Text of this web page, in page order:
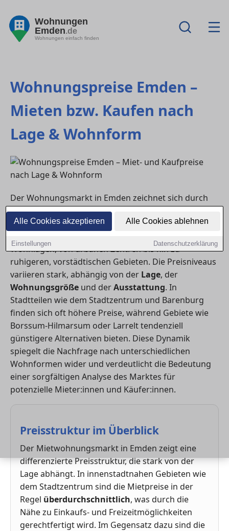
Alle Cookies akzeptieren Alle Cookies ablehnen
Einstellungen Datenschutzerklärung
Wohnungen
Emden.de
Wohnungen einfach finden
Wohnungspreise Emden –
Mieten bzw. Kaufen nach
Lage & Wohnform
Der Wohnungsmarkt in Emden zeichnet sich durch
eine abwechslungsreiche Preisstruktur aus, die
sowohl für Miet- als auch für Kaufinteressierte von
Wohnlagen, von urbanen Zentren bis hin zu
ruhigeren, vorstädtischen Gebieten. Die Preisniveaus
variieren stark, abhängig von der Lage, der
Wohnungsgröße und derAusstattung. In
Stadtteilen wie dem Stadtzentrum und Barenburg
finden sich oft höhere Preise, während Gebiete wie
Borssum-Hilmarsum oder Larrelt tendenziell
günstigere Alternativen bieten. Diese Dynamik
spiegelt die Nachfrage nach unterschiedlichen
Wohnformen wider und verdeutlicht die Bedeutung
einer sorgfältigen Analyse des Marktes für
potenzielle Mieter:innen und Käufer:innen.
Preisstruktur im Überblick
Der Mietwohnungsmarkt in Emden zeigt eine
differenzierte Preisstruktur, die stark von der
Lage abhängt. In innenstadtnahen Gebieten wie
dem Stadtzentrum sind die Mietpreise in der
Regel überdurchschnittlich, was durch die
Nähe zu Einkaufs- und Freizeitmöglichkeiten
gerechtfertigt wird. Im Gegensatz dazu sind die